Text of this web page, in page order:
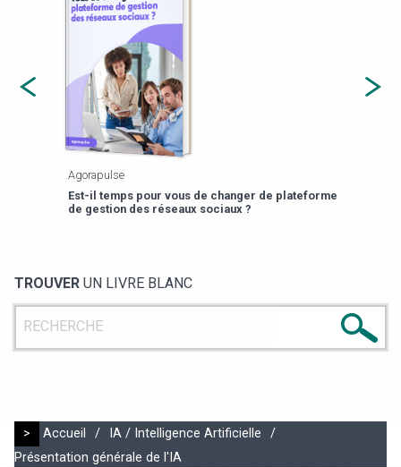
Agorapulse
Est-il temps pour vous de changer de plateforme
de gestion des réseaux sociaux ?
TROUVER UN LIVRE BLANC
> Accueil / IA / Intelligence Artificielle
/
Présentation générale de l'IA